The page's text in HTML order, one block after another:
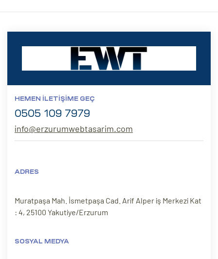
HEMEN İLETIŞIME GEÇ
0505 109 7979
info@erzurumwebtasarim.com
ADRES
Muratpaşa Mah. İsmetpaşa Cad. Arif Alper iş Merkezi Kat
: 4, 25100 Yakutiye/Erzurum
SOSYAL MEDYA